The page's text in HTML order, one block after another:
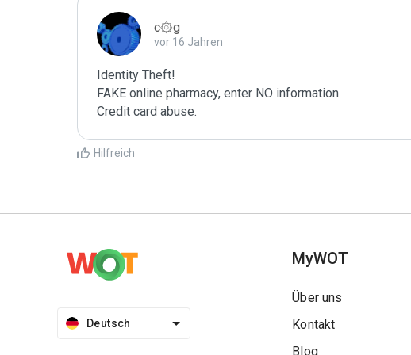
c۞g
vor 16 Jahren
Identity Theft!
FAKE online pharmacy, enter NO information
Credit card abuse.
Hilfreich
Deutsch
MyWOT
Über uns
Kontakt
Blog